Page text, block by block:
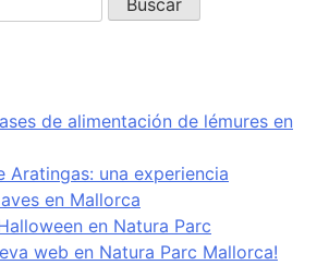
de alimentación de lémures en
Aratingas: una experiencia
en Mallorca
en Natura Parc
web en Natura Parc Mallorca!